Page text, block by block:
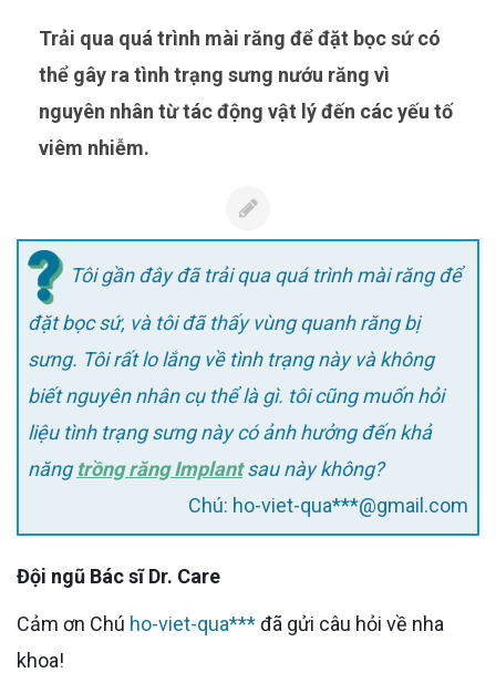
Trải qua quá trình mài răng để đặt bọc sứ có
thể gây ra tình trạng sưng nướu răng vì
nguyên nhân từ tác động vật lý đến các yếu tố
viêm nhiễm.
Tôi gần đây đã trải qua quá trình mài răng để
đặt bọc sứ, và tôi đã thấy vùng quanh răng bị
sưng. Tôi rất lo lắng về tình trạng này và không
biết nguyên nhân cụ thể là gì. tôi cũng muốn hỏi
liệu tình trạng sưng này có ảnh hưởng đến khả
năng trồng răng Implantsau này không?
Chú: ho-viet-qua***@gmail.com
Đội ngũ Bác sĩ Dr. Care
Cảm ơn Chú ho-viet-qua***đã gửi câu hỏi về nha
khoa!